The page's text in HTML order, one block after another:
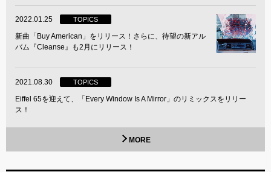
2022.01.25 TOPICS
新曲「Buy American」をリリース！さらに、待望の新アル
バム『Cleanse』も2月にリリース！
2021.08.30 TOPICS
Eiffel 65を迎えて、「Every Window Is A Mirror」のリミックスをリリー
ス！
MORE